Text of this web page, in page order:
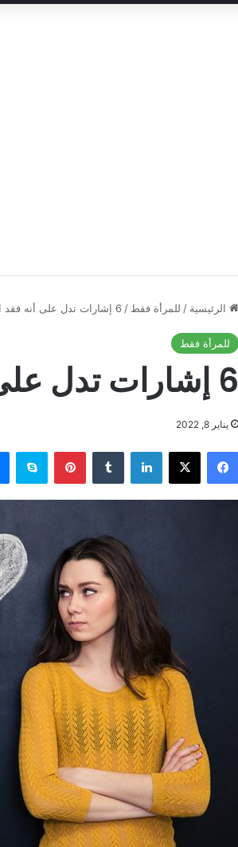
الرئيسية / للمرأة فقط / 6 إشارات تدل على أنه فقد اهتمامه بكِ حقاً
للمرأة فقط
6 إشارات تدل على أنه فقد اهتمامه بكِ حقاً
يناير 8, 2022
فيسبوك X لينكدإن بينتيريست